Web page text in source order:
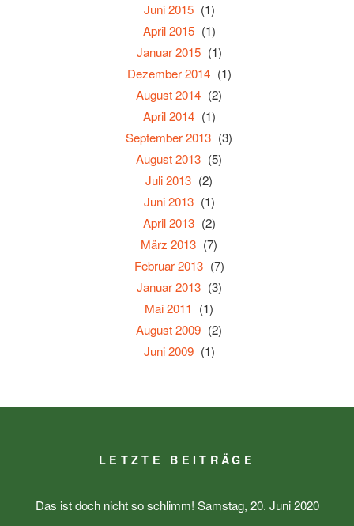
Juni 2015 (1)
April 2015 (1)
Januar 2015 (1)
Dezember 2014 (1)
August 2014 (2)
April 2014 (1)
September 2013 (3)
August 2013 (5)
Juli 2013 (2)
Juni 2013 (1)
April 2013 (2)
März 2013 (7)
Februar 2013 (7)
Januar 2013 (3)
Mai 2011 (1)
August 2009 (2)
Juni 2009 (1)
LETZTE BEITRÄGE
Das ist doch nicht so schlimm! Samstag, 20. Juni 2020